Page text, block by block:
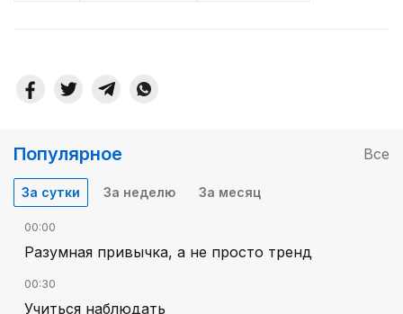
Популярное Все
За сутки За неделю За месяц
00:00
Разумная привычка, а не просто тренд
00:30
Учиться наблюдать